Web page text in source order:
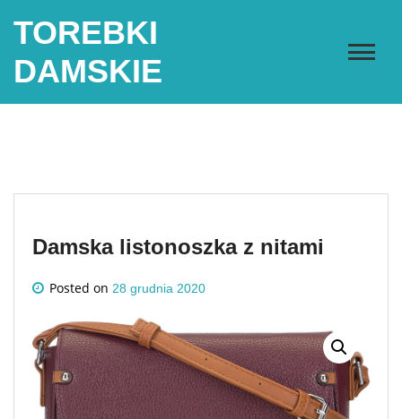
TOREBKI
DAMSKIE
Damska listonoszka z nitami
Posted on 28 grudnia 2020